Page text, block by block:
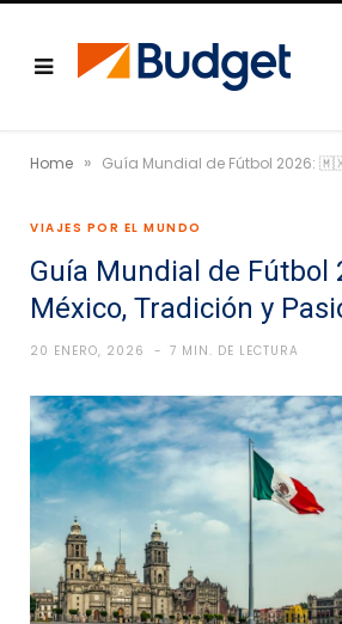
Home »
VIAJES POR EL MUNDO
Guía Mundial de
México, Tradición y
20 ENERO, 2026 7 MIN. DE LECTURA